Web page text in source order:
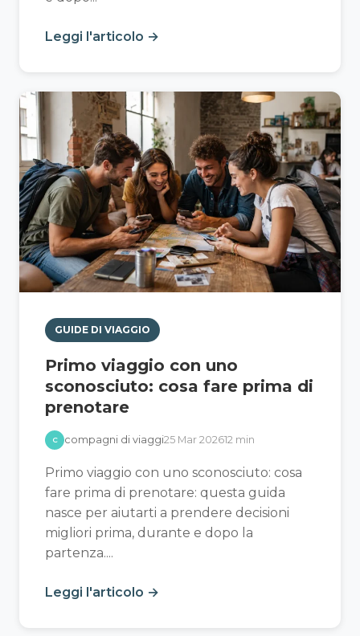
Leggi l'articolo →
GUIDE DI VIAGGIO
Primo viaggio con uno
sconosciuto: cosa fare prima di
prenotare
C compagni di viaggi25 Mar 202612 min
Primo viaggio con uno sconosciuto: cosa
fare prima di prenotare: questa guida
nasce per aiutarti a prendere decisioni
migliori prima, durante e dopo la
partenza....
Leggi l'articolo →